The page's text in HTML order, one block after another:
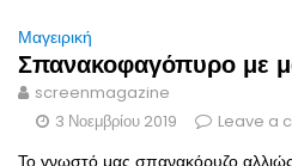
Μαγειρική
Σπανακοφαγόπυρο με
screenmagazine
3 Νοεμβρίου 2019
Leave a
Το γνωστό μας σπανακόρυζο